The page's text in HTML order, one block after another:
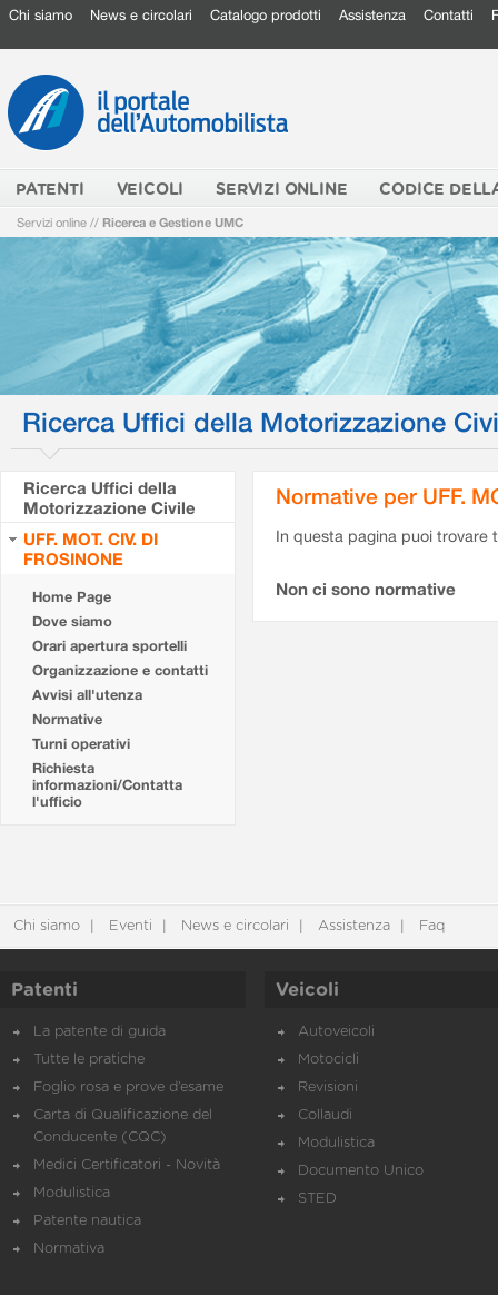
Chi siamo News e circolari Catalogo prodotti Assistenza Contatti
PATENTI VEICOLI SERVIZI ONLINE CODICE
Servizi online // Ricerca e Gestione UMC
Ricerca Uffici della Motorizzazione
Ricerca Uffici della
Motorizzazione Civile
UFF. MOT. CIV. DI
FROSINONE
Home Page
Dove siamo
Orari apertura sportelli
Organizzazione e contatti
Avvisi all'utenza
Normative
Turni operativi
Richiesta
informazioni/Contatta
l'ufficio
Normative per UFF.
In questa pagina puoi
Non ci sono normative
Chi siamo Eventi News e circolari Assistenza Faq
Patenti
La patente di guida
Tutte le pratiche
Foglio rosa e prove d’esame
Carta di Qualificazione del
Conducente (CQC)
Medici Certificatori - Novità
Modulistica
Patente nautica
Normativa
Veicoli
Autoveicoli
Motocicli
Revisioni
Collaudi
Modulistica
Documento Unico
STED